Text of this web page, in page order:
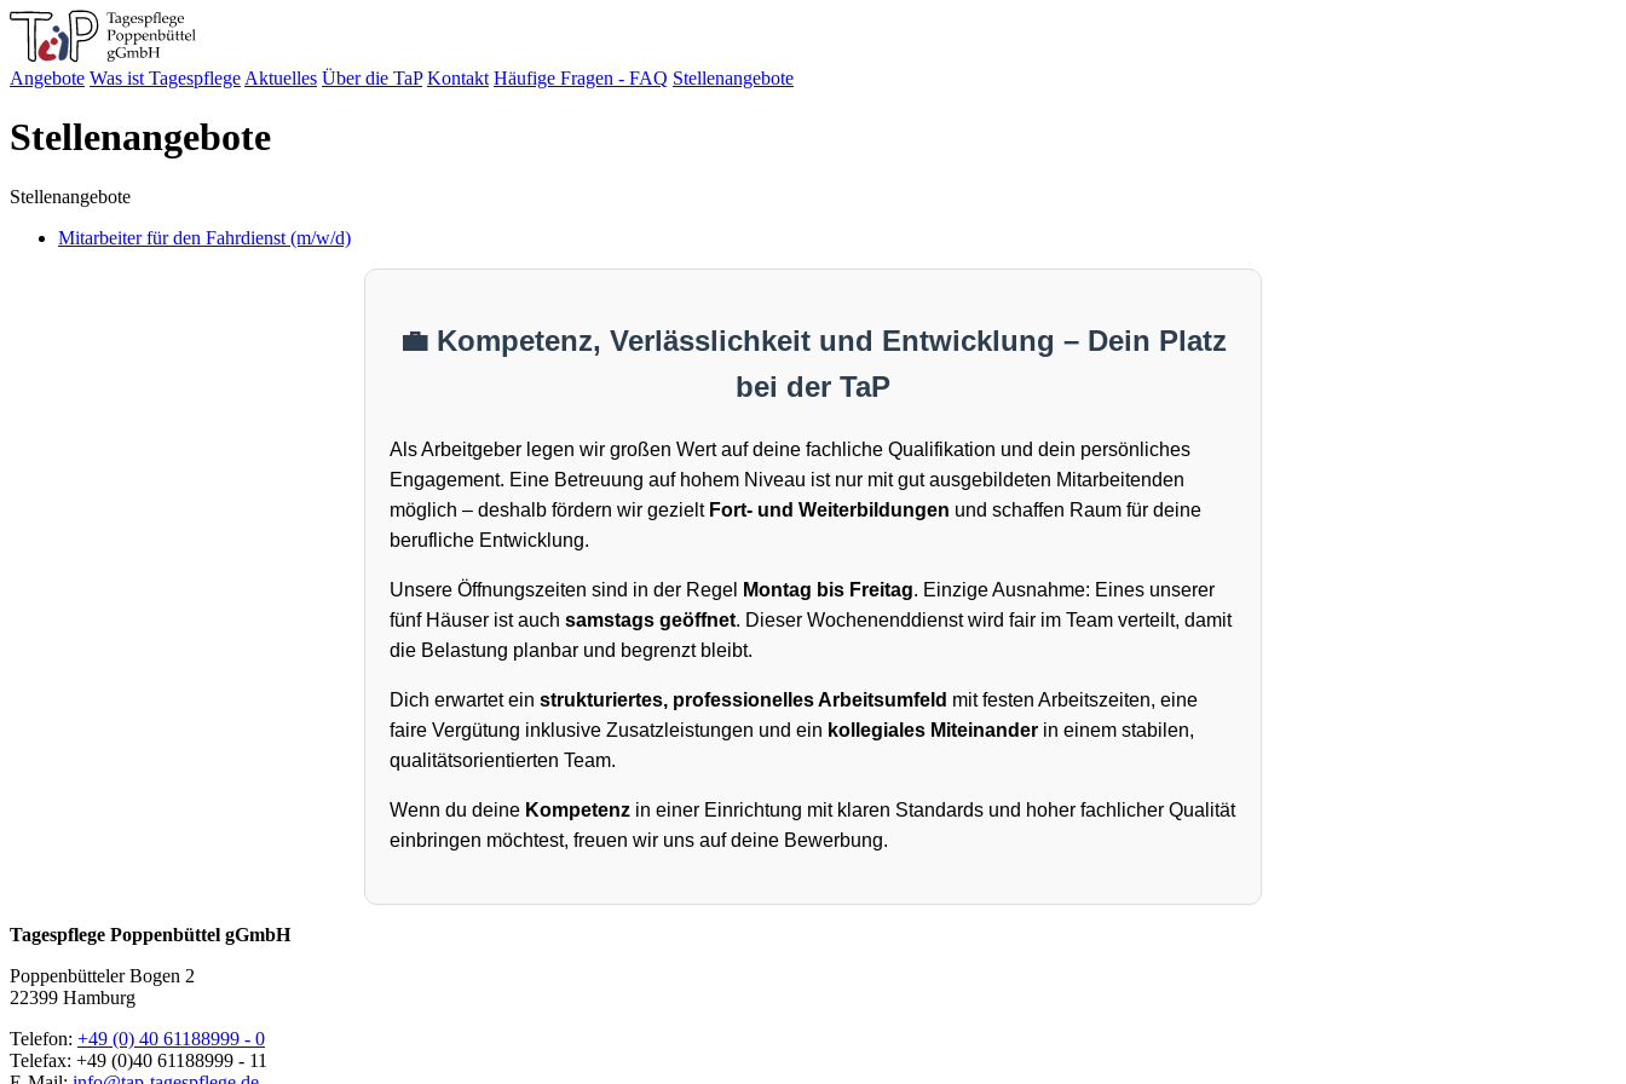
Angebote Was ist Tagespflege Aktuelles Über die TaP Kontakt Häufige Fragen - FAQ Stellenangebote
Stellenangebote
Stellenangebote
Mitarbeiter für den Fahrdienst (m/w/d)
💼 Kompetenz, Verlässlichkeit und Entwicklung – Dein Platz
bei der TaP
Als Arbeitgeber legen wir großen Wert auf deine fachliche Qualifikation und dein persönliches
Engagement. Eine Betreuung auf hohem Niveau ist nur mit gut ausgebildeten Mitarbeitenden
möglich – deshalb fördern wir gezielt Fort- und Weiterbildungen und schaffen Raum für deine
berufliche Entwicklung.
Unsere Öffnungszeiten sind in der Regel Montag bis Freitag. Einzige Ausnahme: Eines unserer
fünf Häuser ist auch samstags geöffnet. Dieser Wochenenddienst wird fair im Team verteilt, damit
die Belastung planbar und begrenzt bleibt.
Dich erwartet ein strukturiertes, professionelles Arbeitsumfeld mit festen Arbeitszeiten, eine
faire Vergütung inklusive Zusatzleistungen und ein kollegiales Miteinander in einem stabilen,
qualitätsorientierten Team.
Wenn du deine Kompetenz in einer Einrichtung mit klaren Standards und hoher fachlicher Qualität
einbringen möchtest, freuen wir uns auf deine Bewerbung.
Tagespflege Poppenbüttel gGmbH
Poppenbütteler Bogen 2
22399 Hamburg
Telefon: +49 (0) 40 61188999 - 0
Telefax: +49 (0)40 61188999 - 11